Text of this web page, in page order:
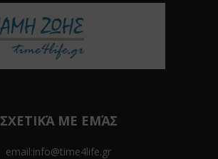
ΣΧΕΤΙΚΆ ΜΕ ΕΜΆΣ
email:info@time4life.gr